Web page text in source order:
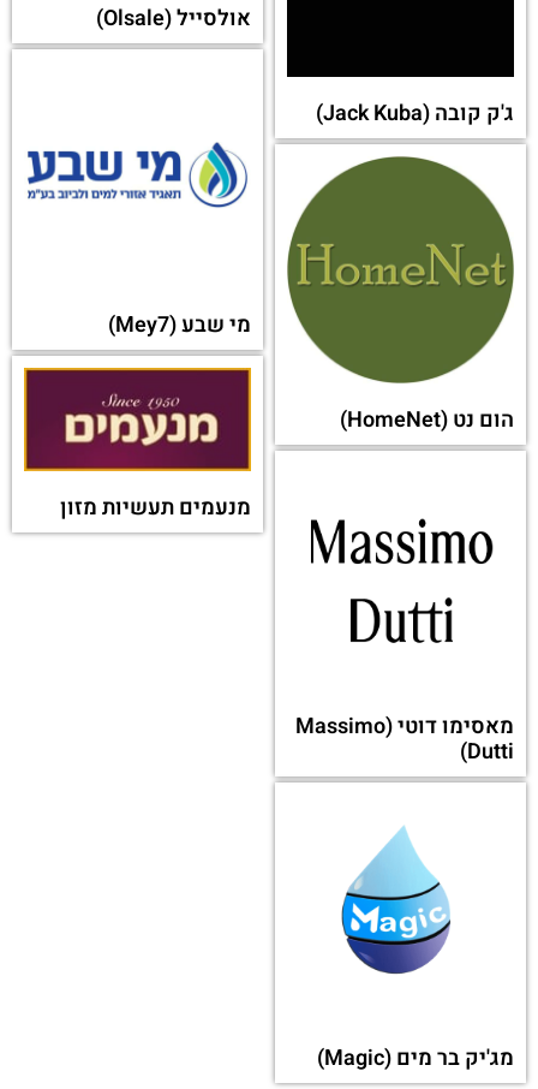
ג'ק קובה (Jack Kuba)
הום נט (HomeNet)
אולסייל (Olsale)
מאסימו דוטי (Massimo
Dutti)
מי שבע (Mey7)
מג'יק בר מים (Magic)
מנעמים תעשיות מזון